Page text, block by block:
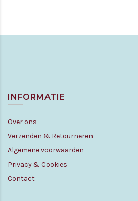
INFORMATIE
Over ons
Verzenden & Retourneren
Algemene voorwaarden
Privacy & Cookies
Contact